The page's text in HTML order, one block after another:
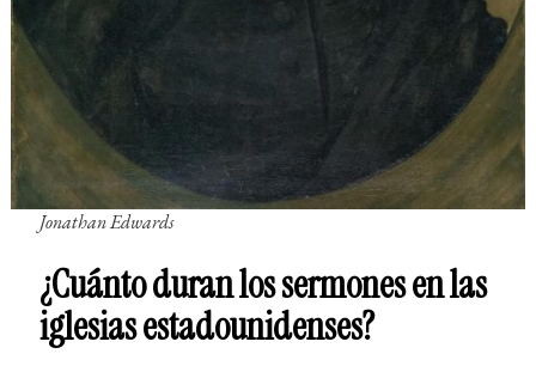
Jonathan Edwards
¿Cuánto duran los sermones en las
iglesias estadounidenses?